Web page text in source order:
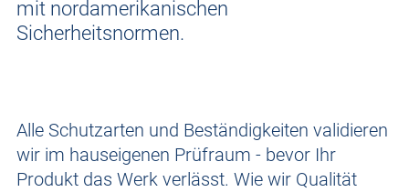
mit nordamerikanischen
Sicherheitsnormen.
Alle Schutzarten und Beständigkeiten validieren
wir im hauseigenen Prüfraum - bevor Ihr
Produkt das Werk verlässt. Wie wir Qualität